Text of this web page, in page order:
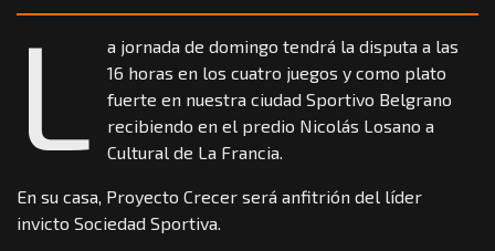
L
a jornada de domingo tendrá la disputa a las
16 horas en los cuatro juegos y como plato
fuerte en nuestra ciudad Sportivo Belgrano
recibiendo en el predio Nicolás Losano a
Cultural de La Francia.
En su casa, Proyecto Crecer será anfitrión del líder
invicto Sociedad Sportiva.